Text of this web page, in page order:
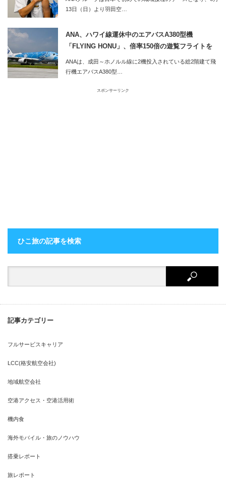
13日（日）より羽田空…
ANA、ハワイ線運休中のエアバスA380型機
「FLYING HONU」、倍率150倍の遊覧フライトを
実施
ANAは、成田～ホノルル線に2機投入されている総2階建て飛
行機エアバスA380型…
スポンサーリンク
ひこ旅の記事を検索
記事カテゴリー
フルサービスキャリア
LCC(格安航空会社)
地域航空会社
空港アクセス・空港活用術
機内食
海外モバイル・旅のノウハウ
搭乗レポート
旅レポート